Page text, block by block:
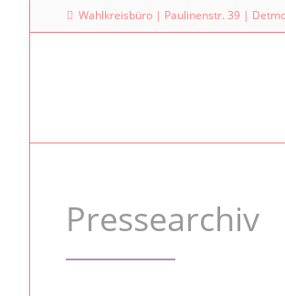
Wahlkreisbüro | Paulinenstr. 39 |
Meine Anfragen
Pressearchiv